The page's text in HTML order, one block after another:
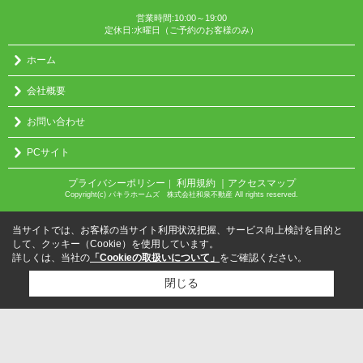
営業時間:10:00～19:00
定休日:水曜日（ご予約のお客様のみ）
ホーム
会社概要
お問い合わせ
PCサイト
プライバシーポリシー 利用規約 ｜アクセスマップ
Copyright(c) パキラホームズ 株式会社和泉不動産 All rights reserved.
当サイトでは、お客様の当サイト利用状況把握、サービス向上検討を目的と
して、クッキー（Cookie）を使用しています。
詳しくは、当社の 「Cookieの取扱いについて」 をご確認ください。
閉じる